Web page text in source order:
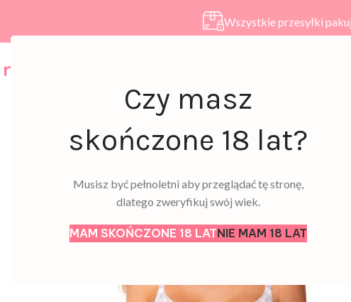
Czy masz
skończone 18 lat?
Musisz być pełnoletni aby przeglądać tę stronę,
dlatego zweryfikuj swój wiek.
MAM SKOŃCZONE 18 LATNIE MAM 18 LAT
Wszystkie przesyłki